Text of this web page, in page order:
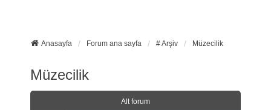
Anasayfa Forum ana sayfa # Arşiv Müzecilik
Müzecilik
Alt forum